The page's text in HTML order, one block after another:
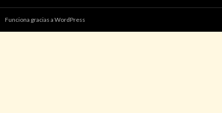
Funciona gracias a WordPress